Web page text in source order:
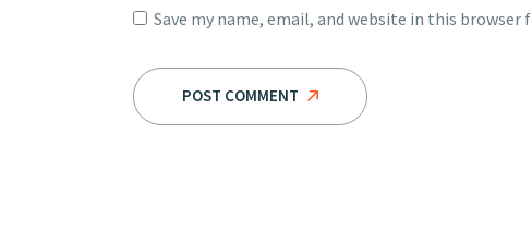
Save my name, email, and website in this
POST COMMENT